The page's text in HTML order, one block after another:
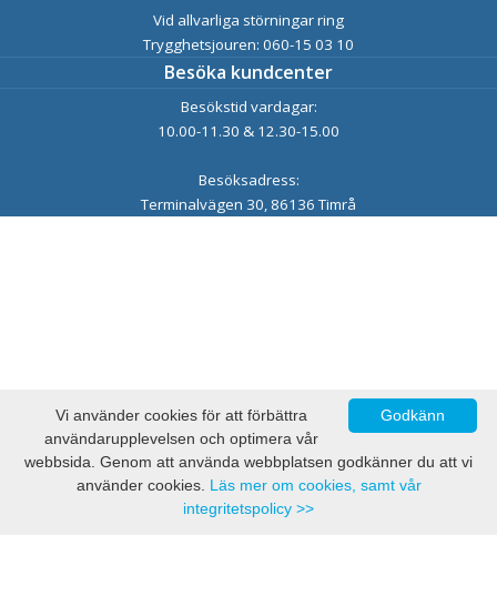
Vid allvarliga störningar ring
Trygghetsjouren: 060-15 03 10
Besöka kundcenter
Besökstid vardagar:
10.00-11.30 & 12.30-15.00
Besöksadress:
Terminalvägen 30, 86136 Timrå
Godkänn
Vi använder cookies för att förbättra
användarupplevelsen och optimera vår
webbsida. Genom att använda webbplatsen godkänner du att vi
använder cookies. Läs mer om cookies, samt vår
integritetspolicy >>